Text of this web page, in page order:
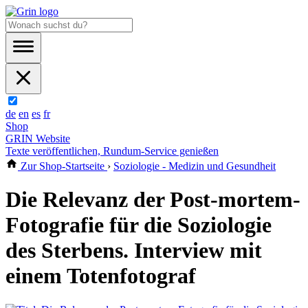
de en es fr
Shop
GRIN Website
Texte veröffentlichen, Rundum-Service genießen
Zur Shop-Startseite › Soziologie - Medizin und Gesundheit
Die Relevanz der Post-mortem-
Fotografie für die Soziologie
des Sterbens. Interview mit
einem Totenfotograf